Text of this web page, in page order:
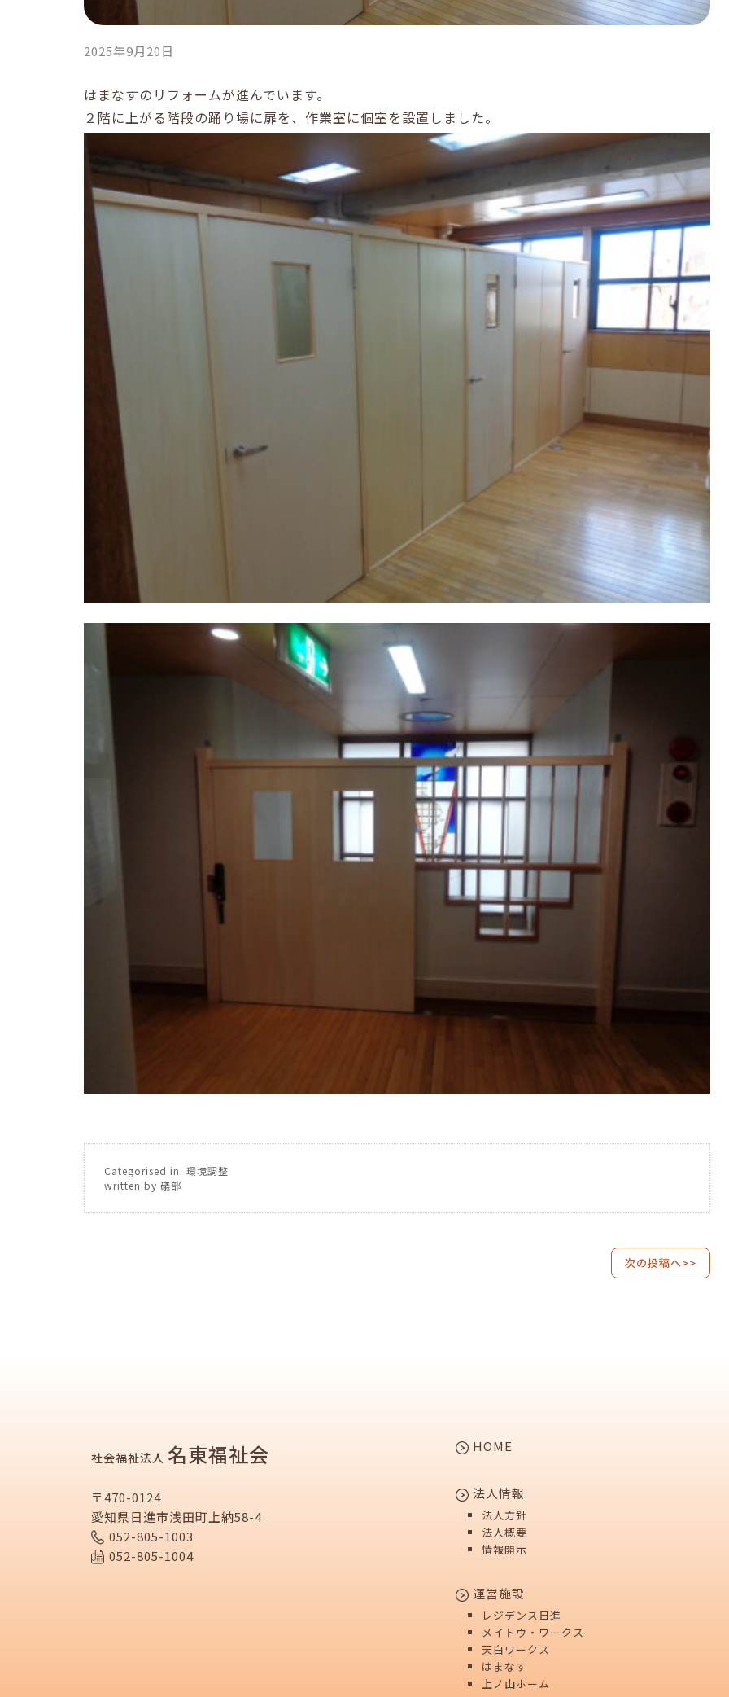
2025年9月20日
はまなすのリフォームが進んでいます。
２階に上がる階段の踊り場に扉を、作業室に個室を設置しました。
Categorised in:環境調整
written by 礒部
次の投稿へ>>
社会福祉法人 名東福祉会
〒470-0124
愛知県日進市浅田町上納58-4
052-805-1003
052-805-1004
HOME
法人情報
法人方針
法人概要
情報開示
運営施設
レジデンス日進
メイトウ・ワークス
天白ワークス
はまなす
上ノ山ホーム